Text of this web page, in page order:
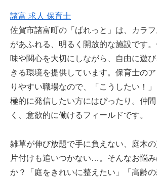
諸富 求人 保育士
佐賀市諸富町の「ぱれっと」は、カラ
があふれる、明るく開放的な施設です
味や関心を大切にしながら、自由に遊
きる環境を提供しています。保育士の
りやすい職場なので、「こうしたい！
極的に発信したい方にはぴったり。仲
く、意欲的に働けるフィールドです。
雑草が伸び放題で手に負えない、庭木
片付けも追いつかない…。そんなお悩
か？「庭をきれいに整えたい」「高齢